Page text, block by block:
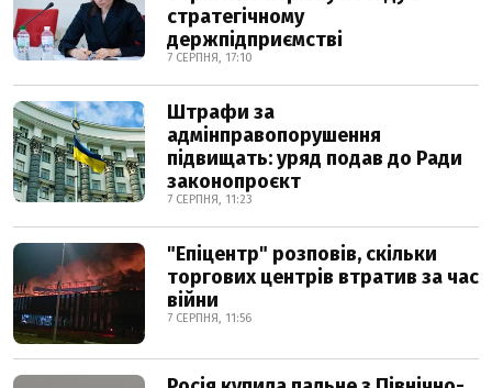
стратегічному
держпідприємстві
7 СЕРПНЯ, 17:10
Штрафи за
адмінправопорушення
підвищать: уряд подав до Ради
законопроєкт
7 СЕРПНЯ, 11:23
"Епіцентр" розповів, скільки
торгових центрів втратив за час
війни
7 СЕРПНЯ, 11:56